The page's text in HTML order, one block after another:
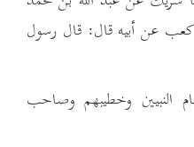
عن أبيه قال: قال رسول
النبيين وخطيبهم وصاحب